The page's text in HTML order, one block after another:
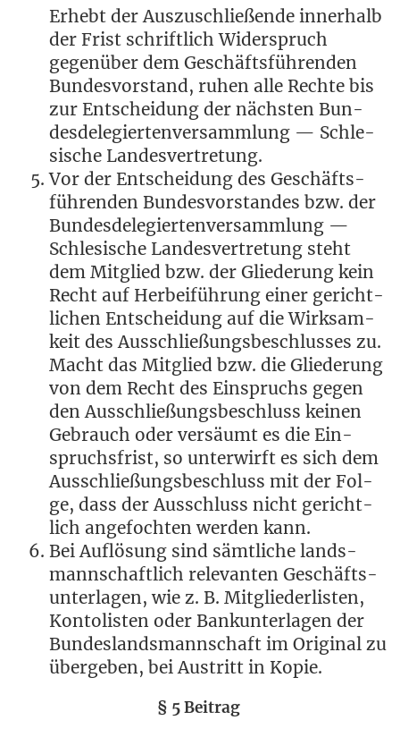
Erhebt der Aus­zu­schlie­ßen­de inner­halb
der Frist schrift­lich Wider­spruch
gegen­über dem Geschäfts­füh­ren­den
Bun­des­vor­stand, ruhen alle Rech­te bis
zur Ent­schei­dung der nächs­ten Bun­
des­de­le­gier­ten­ver­samm­lung — Schle­
si­sche Landesvertretung.
Vor der Ent­schei­dung des Geschäfts­
füh­ren­den Bun­des­vor­stan­des bzw. der
Bun­des­de­le­gier­ten­ver­samm­lung —
Schle­si­sche Lan­des­ver­tre­tung steht
dem Mit­glied bzw. der Glie­de­rung kein
Recht auf Her­bei­füh­rung einer gericht­
li­chen Ent­schei­dung auf die Wirk­sam­
keit des Aus­schlie­ßungs­be­schlus­ses zu.
Macht das Mit­glied bzw. die Glie­de­rung
von dem Recht des Ein­spruchs gegen
den Aus­schlie­ßungs­be­schluss kei­nen
Gebrauch oder ver­säumt es die Ein­
spruchs­frist, so unter­wirft es sich dem
Aus­schlie­ßungs­be­schluss mit der Fol­
ge, dass der Aus­schluss nicht gericht­
lich ange­foch­ten wer­den kann.
Bei Auf­lö­sung sind sämt­li­che lands­
mann­schaft­lich rele­van­ten Geschäfts­
un­ter­la­gen, wie z. B. Mit­glie­der­lis­ten,
Kon­to­lis­ten oder Bank­un­ter­la­gen der
Bun­des­lands­mann­schaft im Ori­gi­nal zu
über­ge­ben, bei Aus­tritt in Kopie.
§ 5 Beitrag